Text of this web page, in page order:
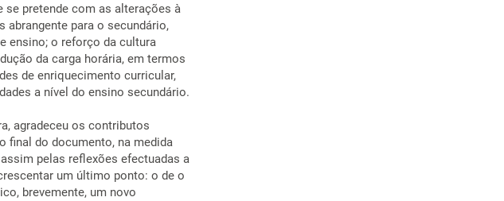
se pretende com as alterações à
abrangente para o secundário,
ensino; o reforço da cultura
da carga horária, em termos
de enriquecimento curricular,
a nível do ensino secundário.
agradeceu os contributos
final do documento, na medida
pelas reflexões efectuadas a
um último ponto: o de o
brevemente, um novo